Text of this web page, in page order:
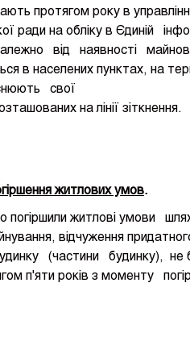
протягом року в
ради на обліку в Єдиній
від наявності
в населених пунктах, на
свої
на лінії зіткнення.
житлових умов.
погіршили житлові умови
відчуження
(частини будинку), не
п'яти років з моменту